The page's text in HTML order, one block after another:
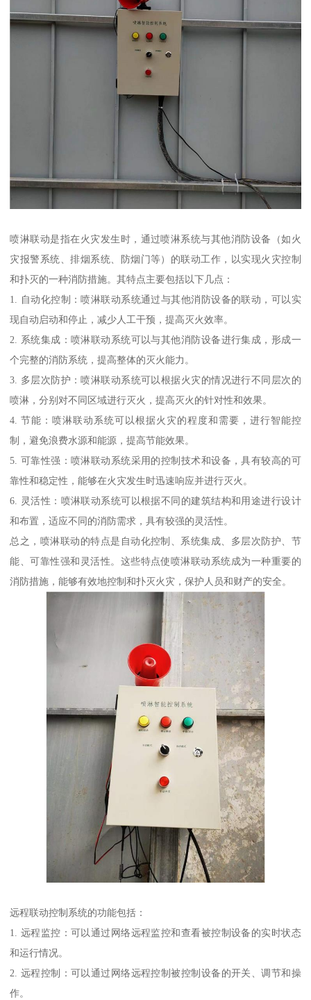
喷淋联动是指在火灾发生时，通过喷淋系统与其他消防设备（如火
灾报警系统、排烟系统、防烟门等）的联动工作，以实现火灾控制
和扑灭的一种消防措施。其特点主要包括以下几点：
1. 自动化控制：喷淋联动系统通过与其他消防设备的联动，可以实
现自动启动和停止，减少人工干预，提高灭火效率。
2. 系统集成：喷淋联动系统可以与其他消防设备进行集成，形成一
个完整的消防系统，提高整体的灭火能力。
3. 多层次防护：喷淋联动系统可以根据火灾的情况进行不同层次的
喷淋，分别对不同区域进行灭火，提高灭火的针对性和效果。
4. 节能：喷淋联动系统可以根据火灾的程度和需要，进行智能控
制，避免浪费水源和能源，提高节能效果。
5. 可靠性强：喷淋联动系统采用的控制技术和设备，具有较高的可
靠性和稳定性，能够在火灾发生时迅速响应并进行灭火。
6. 灵活性：喷淋联动系统可以根据不同的建筑结构和用途进行设计
和布置，适应不同的消防需求，具有较强的灵活性。
总之，喷淋联动的特点是自动化控制、系统集成、多层次防护、节
能、可靠性强和灵活性。这些特点使喷淋联动系统成为一种重要的
消防措施，能够有效地控制和扑灭火灾，保护人员和财产的安全。
远程联动控制系统的功能包括：
1. 远程监控：可以通过网络远程监控和查看被控制设备的实时状态
和运行情况。
2. 远程控制：可以通过网络远程控制被控制设备的开关、调节和操
作。